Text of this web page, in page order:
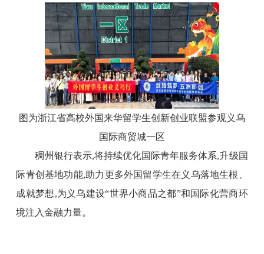
图为浙江省高校外国来华留学生创新创业联盟参观义乌
国际商贸城一区
稠州银行表示,将持续优化国际青年服务体系,升级国
际青创基地功能,助力更多外国留学生在义乌落地生根、
成就梦想,为义乌建设“世界小商品之都”和国际化营商环
境注入金融力量。